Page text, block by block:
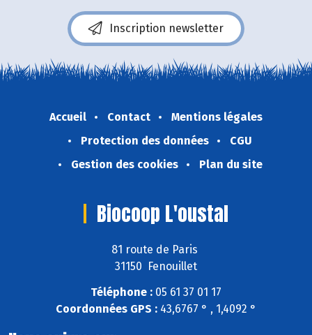
Inscription newsletter
Accueil Contact
Mentions légales
Protection des données
CGU
Gestion des cookies
Plan du site
Biocoop L'oustal
81 route de Paris
31150 Fenouillet
Téléphone : 05 61 37 01 17
Coordonnées GPS : 43,6767 ° , 1,4092 °